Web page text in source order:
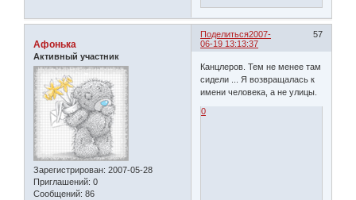
Поделиться 57
2007-
06-19 13:13:37
Афонька
Активный участник
Зарегистрирован: 2007-05-28
Приглашений: 0
Сообщений: 86
Канцлеров. Тем не менее там
сидели ... Я возвращалась к
имени человека, а не улицы.
0